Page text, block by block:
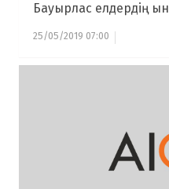
Бауырлас елдердің
25/05/2019 07:00